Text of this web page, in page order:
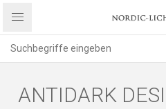
ANTIDARK